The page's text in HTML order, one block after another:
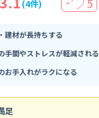
(4件) ＋ 5
建材が長持ちする
手間やストレスが軽減される
お手入れがラクになる
足